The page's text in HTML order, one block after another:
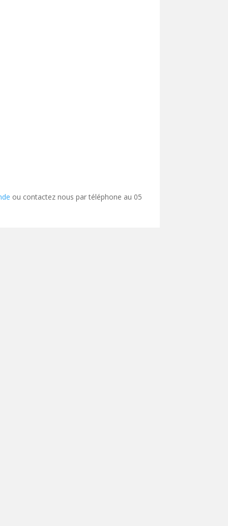
ou contactez nous par téléphone au 05